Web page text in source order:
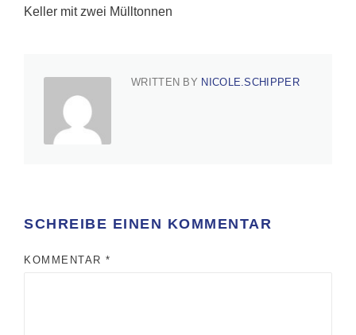
Keller mit zwei Mülltonnen
WRITTEN BY NICOLE.SCHIPPER
SCHREIBE EINEN KOMMENTAR
KOMMENTAR *